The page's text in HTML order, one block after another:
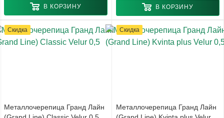
В КОРЗИНУ В КОРЗИНУ
Скидка
Металлочерепица Гранд Лайн
Скидка
Металлочерепица Гранд Лайн